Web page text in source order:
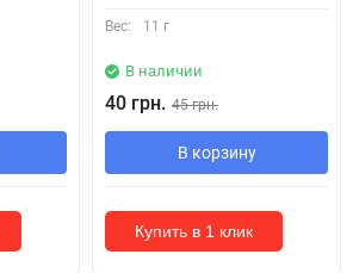
Вес: 11 г
В наличии
40 грн. 45 грн.
В корзину
Купить в 1 клик